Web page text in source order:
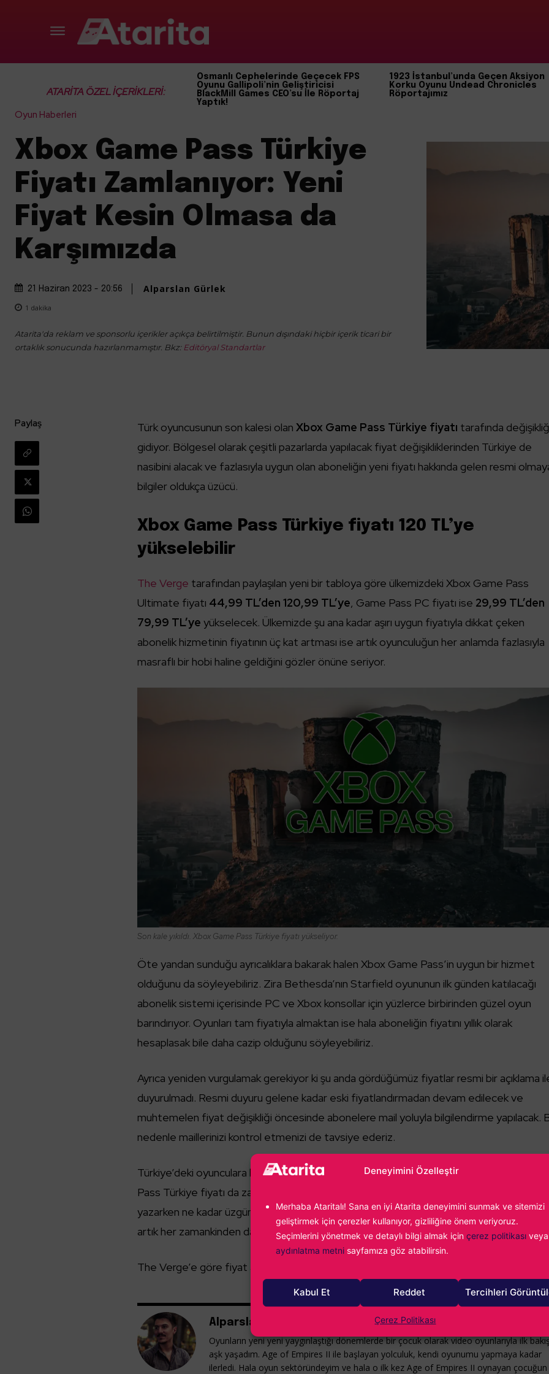
Deneyimini Özelleştir
Merhaba Ataritalı! Sana en iyi Atarita deneyimini sunmak ve sitemizi
geliştirmek için çerezler kullanıyor, gizliliğine önem veriyoruz.
Seçimlerini yönetmek ve detaylı bilgi almak için çerez politikası veya
aydınlatma metni sayfamıza göz atabilirsin.
Kabul Et Reddet Tercihleri
Çerez Politikası
ATARİTA ÖZEL İÇERİKLERİ:
Osmanlı Cephelerinde Geçecek FPS
Oyunu Gallipoli’nin Geliştiricisi
BlackMill Games CEO’su İle Röportaj
Yaptık!
1923 İstanbul’unda Geçen Aksiyon
Korku Oyunu Undead Chronicles
Röportajımız
Oyun Haberleri
Xbox Game Pass Türkiye
Fiyatı Zamlanıyor: Yeni
Fiyat Kesin Olmasa da
Karşımızda
21 Haziran 2023 - 20:56 Alparslan Gürlek
1 dakika
Atarita'da reklam ve sponsorlu içerikler açıkça belirtilmiştir. Bunun dışındaki hiçbir içerik ticari bir
ortaklık sonucunda hazırlanmamıştır. Bkz: Editöryal Standartlar
Paylaş Türk oyuncusunun son kalesi olanXbox Game Pass Türkiye fiyatı tarafında
gidiyor. Bölgesel olarak çeşitli pazarlarda yapılacak fiyat değişikliklerinden Türkiye de
nasibini alacak ve fazlasıyla uygun olan aboneliğin yeni fiyatı hakkında gelen resmi
bilgiler oldukça üzücü.
Xbox Game Pass Türkiye fiyatı 120 TL’ye
yükselebilir
The Verge tarafından paylaşılan yeni bir tabloya göre ülkemizdeki Xbox Game Pass
Ultimate fiyatı 44,99 TL’den 120,99 TL’ye, Game Pass PC fiyatı ise 29,99 TL’den
79,99 TL’ye yükselecek. Ülkemizde şu ana kadar aşırı uygun fiyatıyla dikkat çeken
abonelik hizmetinin fiyatının üç kat artması ise artık oyunculuğun her anlamda fazlasıyla
masraflı bir hobi haline geldiğini gözler önüne seriyor.
Son kale yıkıldı. Xbox Game Pass Türkiye fiyatı yükseliyor.
Öte yandan sunduğu ayrıcalıklara bakarak halen Xbox Game Pass’in uygun bir hizmet
olduğunu da söyleyebiliriz. Zira Bethesda’nın Starfield oyununun ilk günden katılacağı
abonelik sistemi içerisinde PC ve Xbox konsollar için yüzlerce birbirinden güzel oyun
barındırıyor. Oyunları tam fiyatıyla almaktan ise hala aboneliğin fiyatını yıllık olarak
hesaplasak bile daha cazip olduğunu söyleyebiliriz.
Ayrıca yeniden vurgulamak gerekiyor ki şu anda gördüğümüz fiyatlar resmi bir açıklama
duyurulmadı. Resmi duyuru gelene kadar eski fiyatlandırmadan devam edilecek ve
muhtemelen fiyat değişikliği öncesinde abonelere mail yoluyla bilgilendirme yapılacak.
nedenle maillerinizi kontrol etmenizi de tavsiye ederiz.
Türkiye’deki oyunculara konsol fiyatları, oyun zamları derken son olarak da Xbox Game
Pass Türkiye fiyatı da zamlanınca nakavt yumruğunu yemiş olduk. Şu anda bir haberi
yazarken ne kadar üzgün olabilirsem, işte tam o kadar üzgünüm.Türkiye’de oyuncu
artık her zamankinden daha zor.
The Verge’e göre fiyat artışı 6 Temmuz tarihinden itibaren geçerli olacak.
Alparslan Gürlek
Oyunların yeni yeni yaygınlaştığı dönemlerde bir çocuk olarak video oyunlarıyla ilk
aşk yaşadım. Age of Empires II ile başlayan yolculuk, kendi oyunumu yapmaya kadar
ilerledi. Hala oyun sektöründeyim ve hala o ilk kez Age of Empires II oynayan çocuğun